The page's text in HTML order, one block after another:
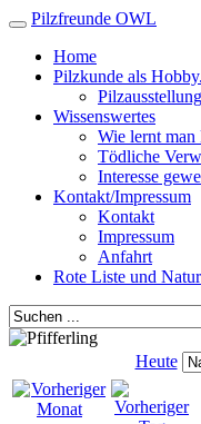
Pilzfreunde OWL
Home
Pilzkunde als
Wissenswertes
Wie lernt man
Tödliche
Interesse
Kontakt/Impressum
Kontakt
Impressum
Anfahrt
Rote Liste und
Heute